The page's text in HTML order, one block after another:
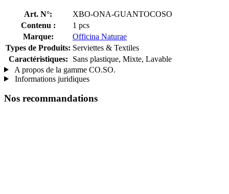
Art. N°:
XBO-ONA-GUANTOCOSO
Contenu :
1 pcs
Marque:
Officina Naturae
Types de Produits: Serviettes & Textiles
Caractéristiques:
Sans plastique, Mixte, Lavable
A propos de la gamme CO.SO.
Informations juridiques
Nos recommandations